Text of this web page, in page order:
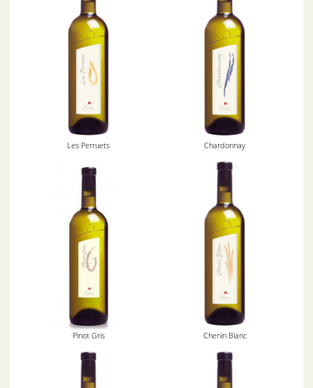
Les Perruets Chardonnay
Pinot Gris Chenin Blanc